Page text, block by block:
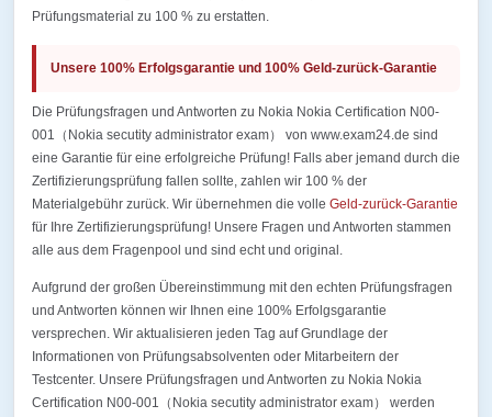
Prüfungsmaterial zu 100 % zu erstatten.
Unsere 100% Erfolgsgarantie und 100% Geld-zurück-Garantie
Die Prüfungsfragen und Antworten zu Nokia Nokia Certification N00-
001（Nokia secutity administrator exam） von www.exam24.de sind
eine Garantie für eine erfolgreiche Prüfung! Falls aber jemand durch die
Zertifizierungsprüfung fallen sollte, zahlen wir 100 % der
Materialgebühr zurück. Wir übernehmen die volle Geld-zurück-Garantie
für Ihre Zertifizierungsprüfung! Unsere Fragen und Antworten stammen
alle aus dem Fragenpool und sind echt und original.
Aufgrund der großen Übereinstimmung mit den echten Prüfungsfragen
und Antworten können wir Ihnen eine 100% Erfolgsgarantie
versprechen. Wir aktualisieren jeden Tag auf Grundlage der
Informationen von Prüfungsabsolventen oder Mitarbeitern der
Testcenter. Unsere Prüfungsfragen und Antworten zu Nokia Nokia
Certification N00-001（Nokia secutity administrator exam） werden